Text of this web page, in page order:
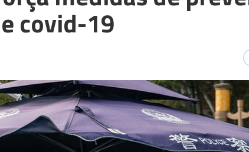
covid-19